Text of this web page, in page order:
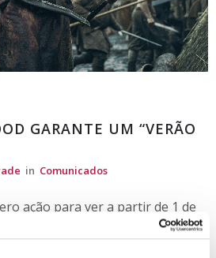
GARANTE UM “VERÃO
in Comunicados
ação para ver a partir de 1 de